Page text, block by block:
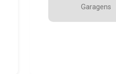
Garagens